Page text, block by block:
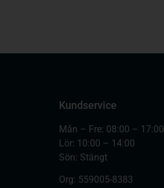
Kundservice
Mån – Fre: 08:00 – 17:00
Lör: 10:00 – 14:00
Sön: Stängt
Org: 559005-8383